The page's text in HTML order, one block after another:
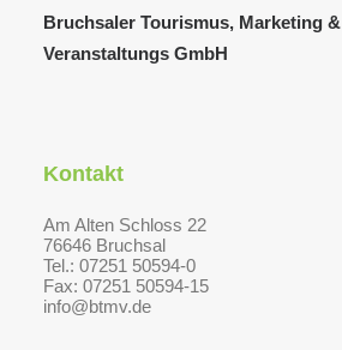
Bruchsaler Tourismus, Marketing &
Veranstaltungs GmbH
Kontakt
Am Alten Schloss 22
76646 Bruchsal
Tel.: 07251 50594-0
Fax: 07251 50594-15
info@btmv.de